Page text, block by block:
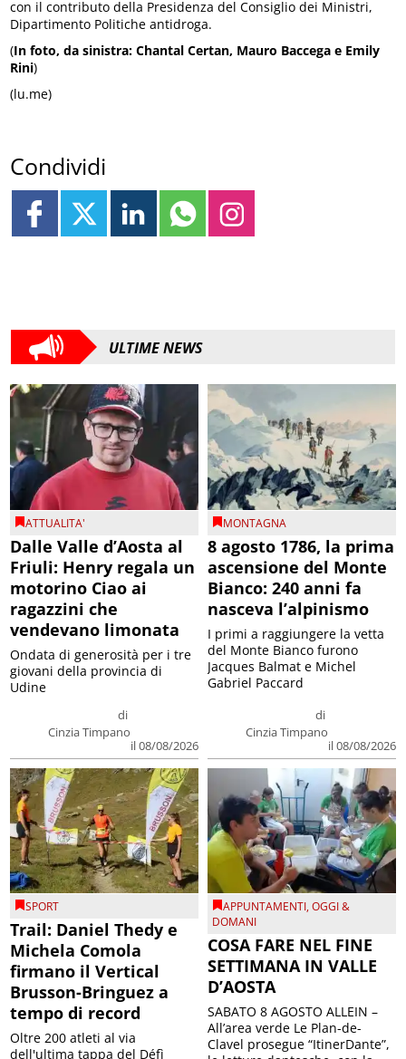
con il contributo della Presidenza del Consiglio dei Ministri,
Dipartimento Politiche antidroga.
(In foto, da sinistra: Chantal Certan, Mauro Baccega e Emily
Rini)
(lu.me)
Condividi
ULTIME NEWS
ATTUALITA'
Dalle Valle d’Aosta al
Friuli: Henry regala un
motorino Ciao ai
ragazzini che
vendevano limonata
di
Cinzia Timpano
il 08/08/2026
Ondata di generosità per i tre
giovani della provincia di
Udine
MONTAGNA
8 agosto 1786, la prima
ascensione del Monte
Bianco: 240 anni fa
nasceva l’alpinismo
di
Cinzia Timpano
il 08/08/2026
I primi a raggiungere la vetta
del Monte Bianco furono
Jacques Balmat e Michel
Gabriel Paccard
SPORT
Trail: Daniel Thedy e
Michela Comola
firmano il Vertical
Brusson-Bringuez a
tempo di record
Oltre 200 atleti al via
dell'ultima tappa del Défì
APPUNTAMENTI,OGGI &
DOMANI
COSA FARE NEL FINE
SETTIMANA IN VALLE
D’AOSTA
SABATO 8 AGOSTO ALLEIN –
All’area verde Le Plan-de-
Clavel prosegue “ItinerDante”,